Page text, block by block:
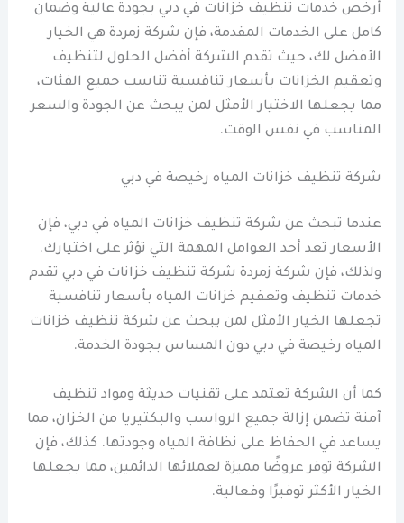
أرخص خدمات تنظيف خزانات في دبي بجودة عالية وضمان
كامل على الخدمات المقدمة، فإن شركة زمردة هي الخيار
الأفضل لك، حيث تقدم الشركة أفضل الحلول لتنظيف
وتعقيم الخزانات بأسعار تنافسية تناسب جميع الفئات،
مما يجعلها الاختيار الأمثل لمن يبحث عن الجودة والسعر
المناسب في نفس الوقت.
شركة تنظيف خزانات المياه رخيصة في دبي
عندما تبحث عن شركة تنظيف خزانات المياه في دبي، فإن
الأسعار تعد أحد العوامل المهمة التي تؤثر على اختيارك.
ولذلك، فإن شركة زمردة شركة تنظيف خزانات في دبي تقدم
خدمات تنظيف وتعقيم خزانات المياه بأسعار تنافسية
تجعلها الخيار الأمثل لمن يبحث عن شركة تنظيف خزانات
المياه رخيصة في دبي دون المساس بجودة الخدمة.
كما أن الشركة تعتمد على تقنيات حديثة ومواد تنظيف
آمنة تضمن إزالة جميع الرواسب والبكتيريا من الخزان، مما
يساعد في الحفاظ على نظافة المياه وجودتها. كذلك، فإن
الشركة توفر عروضًا مميزة لعملائها الدائمين، مما يجعلها
الخيار الأكثر توفيرًا وفعالية.